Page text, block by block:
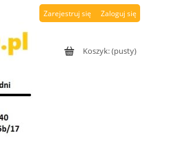
Zarejestruj się Zaloguj się
Koszyk:(pusty)